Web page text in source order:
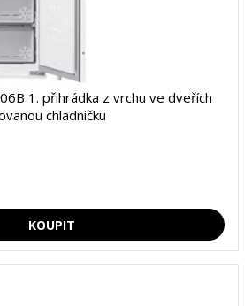
1. přihrádka z vrchu ve dveřích
chladničku